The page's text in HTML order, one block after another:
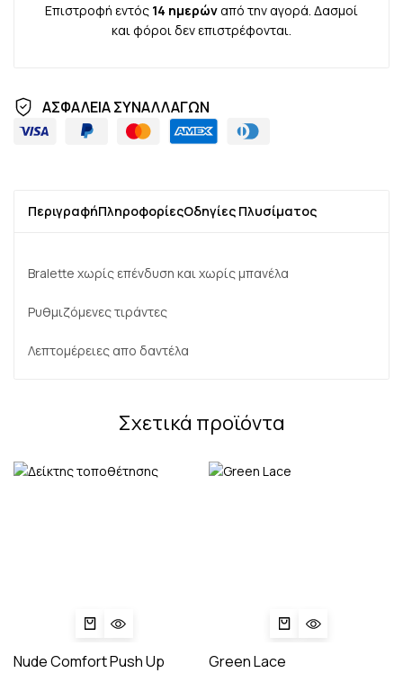
Επιστροφή εντός 14 ημερώναπό την αγορά. Δασμοί
και φόροι δεν επιστρέφονται.
ΑΣΦΑΛΕΙΑ ΣΥΝΑΛΛΑΓΩΝ
ΠεριγραφήΠληροφορίεςΟδηγίες Πλυσίματος
Bralette χωρίς επένδυση και χωρίς μπανέλα
Ρυθμιζόμενες τιράντες
Λεπτομέρειες απο δαντέλα
Σχετικά προϊόντα
Nude Comfort Push Up Green Lace